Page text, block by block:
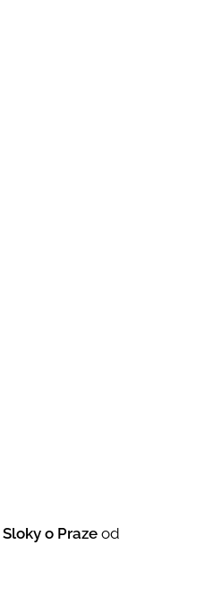
Sloky o Praze od